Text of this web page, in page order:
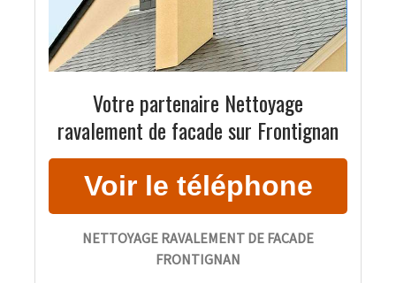
Votre partenaire Nettoyage
ravalement de facade sur Frontignan
NETTOYAGE RAVALEMENT DE FACADE
FRONTIGNAN